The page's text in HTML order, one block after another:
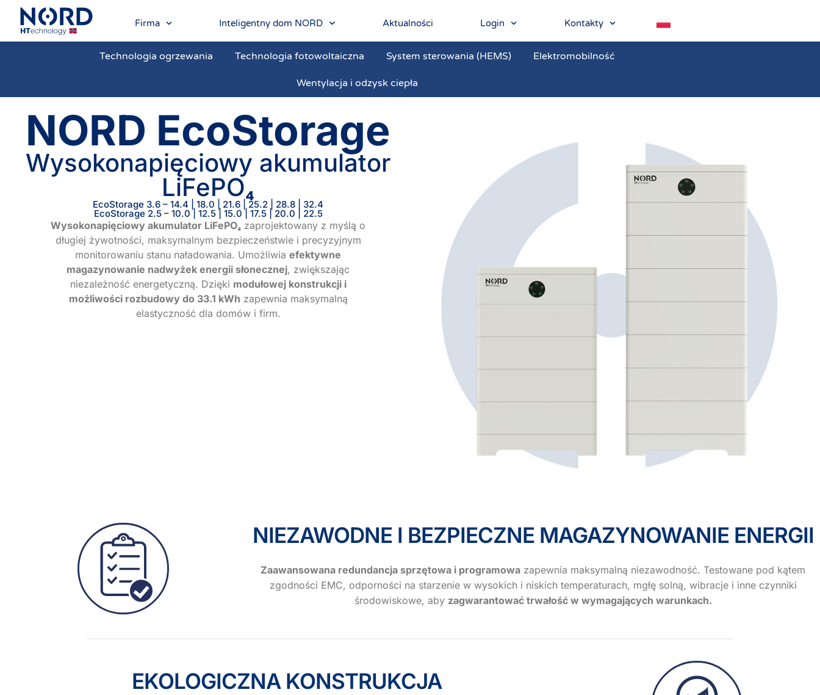
Firma Inteligentny dom NORD Aktualności Login Kontakty
Technologia ogrzewania Technologia fotowoltaiczna System sterowania (HEMS) Elektromobilność
Wentylacja i odzysk ciepła
NORD EcoStorage
Wysokonapięciowy akumulator
LiFePO₄
EcoStorage 3.6 – 14.4 | 18.0 | 21.6 | 25.2 | 28.8 | 32.4
EcoStorage 2.5 – 10.0 | 12.5 | 15.0 | 17.5 | 20.0 | 22.5
Wysokonapięciowy akumulator LiFePO₄ zaprojektowany z myślą o
długiej żywotności, maksymalnym bezpieczeństwie i precyzyjnym
monitorowaniu stanu naładowania. Umożliwia efektywne
magazynowanie nadwyżek energii słonecznej, zwiększając
niezależność energetyczną. Dzięki modułowej konstrukcji i
możliwości rozbudowy do 33.1 kWh zapewnia maksymalną
elastyczność dla domów i firm.
NIEZAWODNE I BEZPIECZNE MAGAZYNOWANIE ENERGII
Zaawansowana redundancja sprzętowa i programowa zapewnia maksymalną niezawodność. Testowane pod kątem
zgodności EMC, odporności na starzenie w wysokich i niskich temperaturach, mgłę solną, wibracje i inne czynniki
środowiskowe, aby zagwarantować trwałość w wymagających warunkach.
EKOLOGICZNA KONSTRUKCJA